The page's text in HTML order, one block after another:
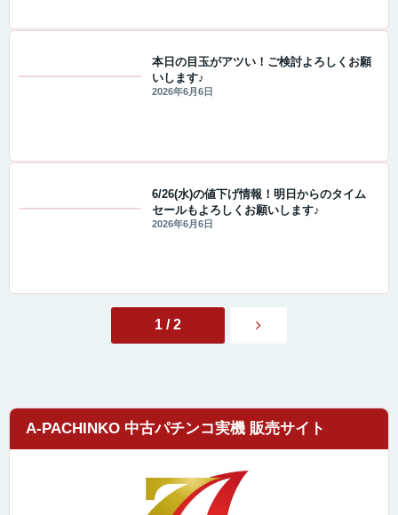
本日の目玉がアツい！ご検討よろしくお願
いします♪
2026年6月6日
6/26(水)の値下げ情報！明日からのタイム
セールもよろしくお願いします♪
2026年6月6日
1 / 2
A-PACHINKO 中古パチンコ実機 販売サイト